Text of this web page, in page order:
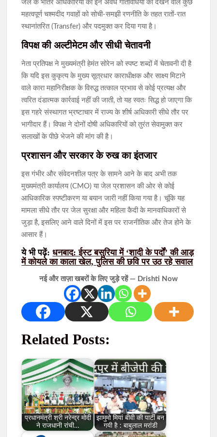
जेल के भीतर अधिकारियों की इन अवैध गतिविधियों को देखने वाले कुछ
महत्वपूर्ण चश्मदीद गवाहों को सोची-समझी रणनीति के तहत रातों-रात
स्थानांतरित (Transfer) और पदमुक्त कर दिया गया है।
विपक्ष की अल्टीमेटम और सीधी चेतावनी
नेता प्रतिपक्ष ने मुख्यमंत्री हेमंत सोरेन को स्पष्ट शब्दों में चेतावनी दी है
कि यदि इस कुकृत्य के मुख्य सूत्रधार काराधीक्षक और साक्ष्य मिटाने
वाले कारा महानिरीक्षक के विरुद्ध तत्काल प्रभाव से कोई प्रत्यक्ष और
त्वरित दंडात्मक कार्रवाई नहीं की जाती, तो यह स्वतः सिद्ध हो जाएगा कि
इस गहरे संस्थागत भ्रष्टाचार में राज्य के शीर्ष अधिकारी सीधे तौर पर
भागीदार हैं। विपक्ष ने दोनों दोषी अधिकारियों को तुरंत सेवामुक्त कर
सलाखों के पीछे भेजने की मांग की है।
प्रशासन और सरकार के रुख का इंतजार
इस गंभीर और संवेदनशील पत्र के सामने आने के बाद अभी तक
मुख्यमंत्री कार्यालय (CMO) या जेल प्रशासन की ओर से कोई
आधिकारिक स्पष्टीकरण या बयान जारी नहीं किया गया है। चूंकि यह
मामला सीधे तौर पर जेल सुरक्षा और महिला कैदी के मानवाधिकारों से
जुड़ा है, इसलिए आने वाले दिनों में इस पर राजनीतिक और तेज होने के
आसार हैं।
ये भी पढ़ें:धनबाद: ईस्ट बसुरिया में ‘शादी के पर्दों’ की आड़
में कोयले का काला खेल, पुलिस की छवि पर उठ रहे सवाल
नई और ताज़ा खबरों के लिए जुड़े रहें — Drishti Now
Related Posts:
प्रधानमंत्री श्री नरेन्द्र मोदी
ने राजधानी रांची…
झामुमो मियां बीवी की पार्टी बन
गयी है : बाबुलाल मरांडी